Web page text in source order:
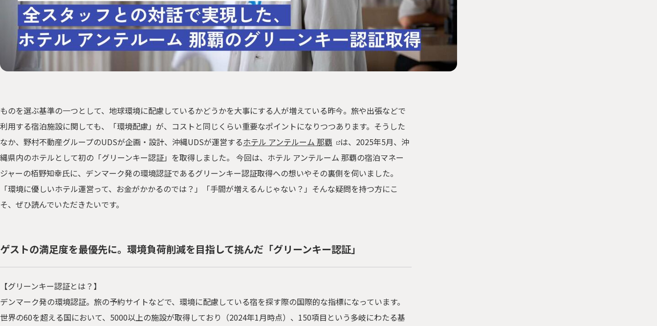
ものを選ぶ基準の一つとして、地球環境に配慮しているかどうかを大事にする人が増えている昨今。旅や出張などで
利用する宿泊施設に関しても、「環境配慮」が、コストと同じくらい重要なポイントになりつつあります。そうした
なか、野村不動産グループのUDSが企画・設計、沖縄UDSが運営するホテル アンテルーム 那覇
は、2025年5月、沖
縄県内のホテルとして初の「グリーンキー認証」を取得しました。 今回は、ホテル アンテルーム 那覇の宿泊マネー
ジャーの栢野知幸氏に、デンマーク発の環境認証であるグリーンキー認証取得への想いやその裏側を伺いました。
「環境に優しいホテル運営って、お金がかかるのでは？」「手間が増えるんじゃない？」そんな疑問を持つ方にこ
そ、ぜひ読んでいただきたいです。
ゲストの満足度を最優先に。環境負荷削減を目指して挑んだ「グリーンキー認証」
【グリーンキー認証とは？】
デンマーク発の環境認証。旅の予約サイトなどで、環境に配慮している宿を探す際の国際的な指標になっています。
世界の60を超える国において、5000以上の施設が取得しており（2024年1月時点）、150項目という多岐にわたる基